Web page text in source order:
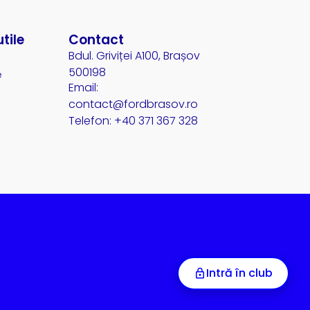
Contact
Bdul. Griviței A100, Brașov
500198
Email:
contact@fordbrasov.ro
Telefon: +40 371 367 328
Intră în club